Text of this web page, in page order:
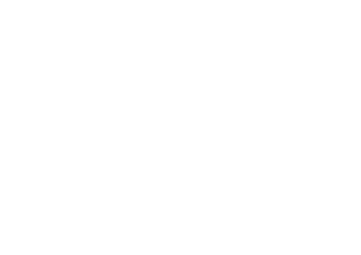
m x 2,4 m. Trường hợp diện tích phòng lớn hơn từ 120
cần mua loa sub cỡ lớn và ampli mạnh hơn. Không cần